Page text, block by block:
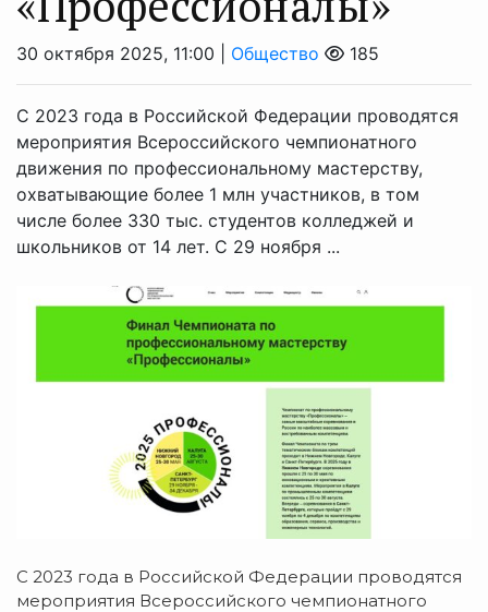
30 октября 2025, 11:00 | Общество 185
С 2023 года в Российской Федерации проводятся
мероприятия Всероссийского чемпионатного
движения по профессиональному мастерству,
охватывающие более 1 млн участников, в том
числе более 330 тыс. студентов колледжей и
школьников от 14 лет. С 29 ноября ...
С 2023 года в Российской Федерации проводятся
мероприятия Всероссийского чемпионатного